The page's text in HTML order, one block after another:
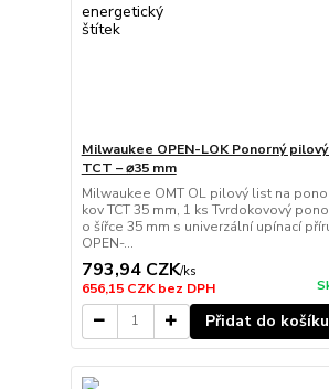
Milwaukee OPEN-LOK Ponorný
TCT – ⌀35 mm
Milwaukee OMT OL pilový list na
kov TCT 35 mm, 1 ks Tvrdokovový
o šířce 35 mm s univerzální upínací
OPEN-...
793,94 CZK/ks
656,15 CZKbez DPH
Přidat do košíku